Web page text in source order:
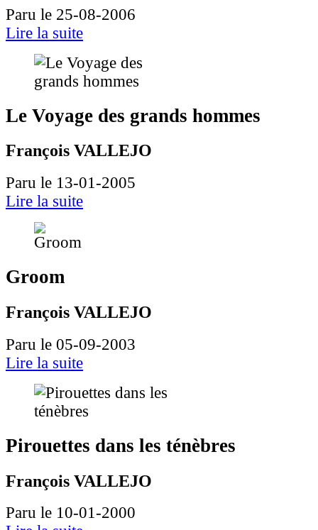
Paru le 25-08-2006
Lire la suite
Le Voyage des grands hommes
François VALLEJO
Paru le 13-01-2005
Lire la suite
Groom
François VALLEJO
Paru le 05-09-2003
Lire la suite
Pirouettes dans les ténèbres
François VALLEJO
Paru le 10-01-2000